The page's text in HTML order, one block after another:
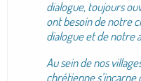
dialogue, toujours
ont besoin de notre
dialogue et de notre
Au sein de nos
chrétienne